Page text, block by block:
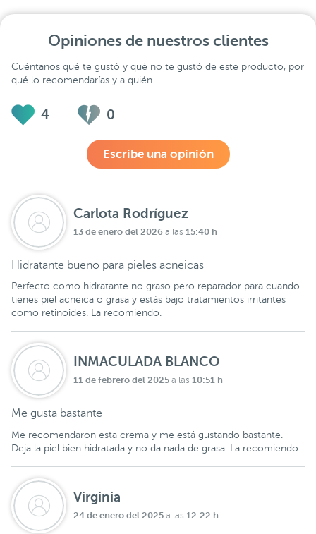
Opiniones de nuestros clientes
Cuéntanos qué te gustó y qué no te gustó de este producto, por
qué lo recomendarías y a quién.
4 0
Escribe una opinión
Carlota Rodríguez
13 de enero del 2026 a las 15:40 h
Hidratante bueno para pieles acneicas
Perfecto como hidratante no graso pero reparador para cuando
tienes piel acneica o grasa y estás bajo tratamientos irritantes
como retinoides. La recomiendo.
INMACULADA BLANCO
11 de febrero del 2025 a las 10:51 h
Me gusta bastante
Me recomendaron esta crema y me está gustando bastante.
Deja la piel bien hidratada y no da nada de grasa. La recomiendo.
Virginia
24 de enero del 2025 a las 12:22 h